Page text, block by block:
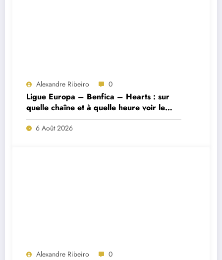
Alexandre Ribeiro 0
Ligue Europa – Benfica – Hearts : sur
quelle chaîne et à quelle heure voir le
match ?
6 Août 2026
Alexandre Ribeiro 0